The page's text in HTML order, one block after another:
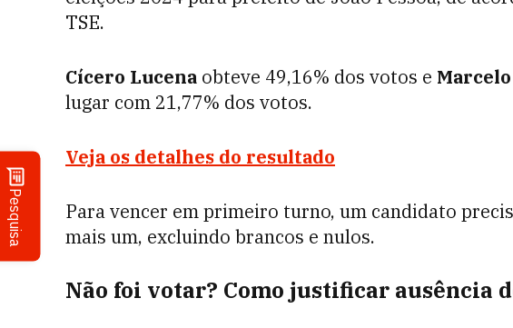
Pesquisa
TSE.
Cícero Lucena obteve 49,16% dos votos e
lugar com 21,77% dos votos.
Veja os detalhes do resultado
Para vencer em primeiro turno, um candidato
mais um, excluindo brancos e nulos.
Não foi votar? Como justificar ausência